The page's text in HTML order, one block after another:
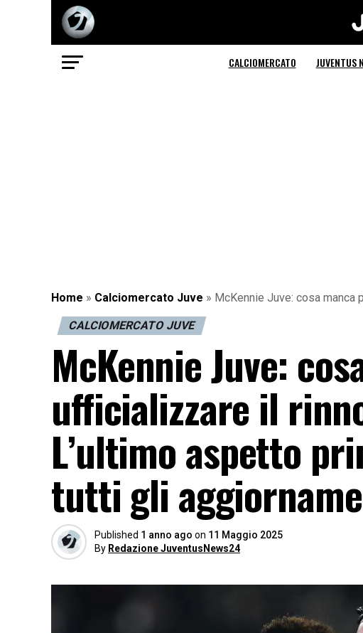
CALCIOMERCATO JUVENTUS
Home » Calciomercato Juve » McKennie Juve: cosa
CALCIOMERCATO JUVE
McKennie Juve:
ufficializzare il
L’ultimo aspetto
tutti gli
Published 1 anno ago on 11 Maggio 2025
By Redazione JuventusNews24